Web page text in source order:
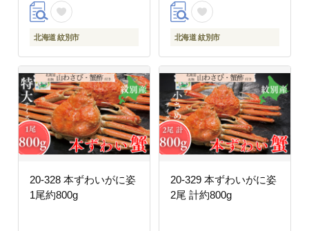
北海道 紋別市 北海道 紋別市
20-328 本ずわいがに姿
1尾約800g
20-329 本ずわいがに姿
2尾 計約800g